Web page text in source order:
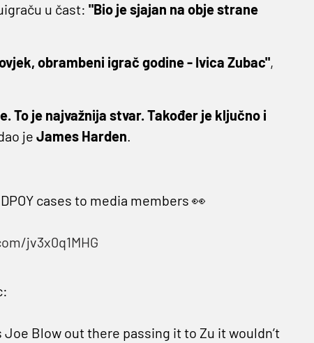
u čast: "Bio je sjajan na obje strane
obrambeni igrač godine - Ivica Zubac",
To je najvažnija stvar. Također je ključno i
je James Harden.
cases to media members 👀
jv3x0q1MHG
Blow out there passing it to Zu it wouldn’t